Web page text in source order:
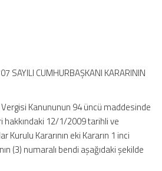
SAYILI CUMHURBAŞKANI KARARININ
Vergisi Kanununun 94 üncü maddesinde
12/1/2009 tarihli ve
Kurulu Kararının eki Kararın 1 inci
(3) numaralı bendi aşağıdaki şekilde